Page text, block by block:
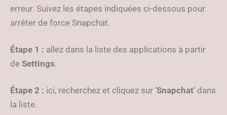
erreur. Suivez les étapes indiquées ci-dessous pour
arrêter de force Snapchat.
Étape 1 : allez dans la liste des applications à partir
de Settings.
Étape 2 : ici, recherchez et cliquez sur ‘Snapchat‘ dans
la liste.